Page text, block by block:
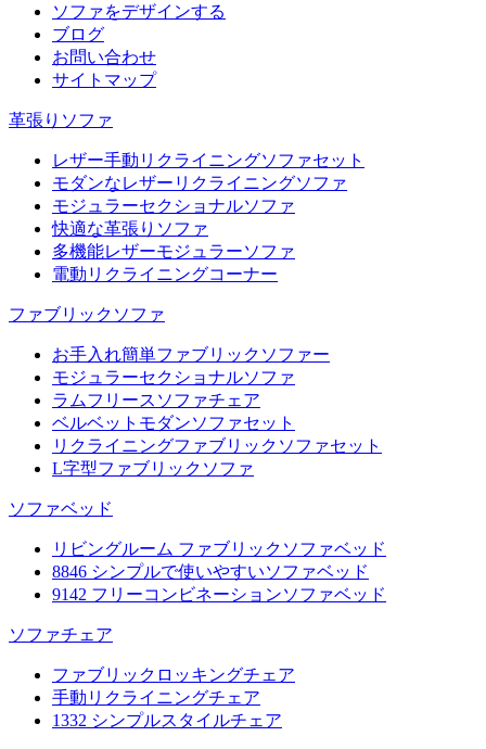
ソファをデザインする
ブログ
お問い合わせ
サイトマップ
革張りソファ
レザー手動リクライニングソファセット
モダンなレザーリクライニングソファ
モジュラーセクショナルソファ
快適な革張りソファ
多機能レザーモジュラーソファ
電動リクライニングコーナー
ファブリックソファ
お手入れ簡単ファブリックソファー
モジュラーセクショナルソファ
ラムフリースソファチェア
ベルベットモダンソファセット
リクライニングファブリックソファセット
L字型ファブリックソファ
ソファベッド
リビングルーム ファブリックソファベッド
8846 シンプルで使いやすいソファベッド
9142 フリーコンビネーションソファベッド
ソファチェア
ファブリックロッキングチェア
手動リクライニングチェア
1332 シンプルスタイルチェア